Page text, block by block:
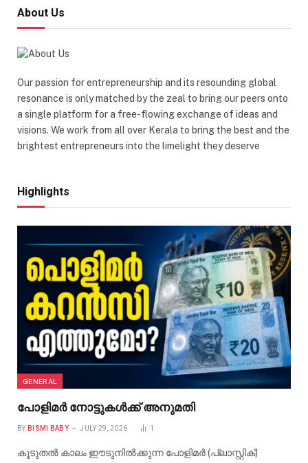
About Us
Our passion for entrepreneurship and its resounding global
resonance is only matched by the zeal to bring our peers onto
a single platform for a free-flowing exchange of ideas and
visions. We work from all over Kerala to bring the best and the
brightest entrepreneurs into the limelight they deserve
Highlights
GENERAL
പോളിമർ നോട്ടുകൾക്ക് അനുമതി
BY BISMI BABY JULY 29, 2026 1
കൂടുതൽ കാലം ഈടുനിൽക്കുന്ന പോളിമർ (പ്ലാസ്റ്റിക്)